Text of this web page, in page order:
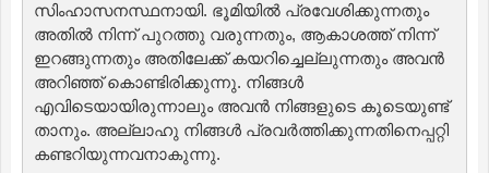
സിംഹാസനസ്ഥനായി. ഭൂമിയില്‍ പ്രവേശിക്കുന്നതും
അതില്‍ നിന്ന് പുറത്തു വരുന്നതും, ആകാശത്ത് നിന്ന്
ഇറങ്ങുന്നതും അതിലേക്ക് കയറിച്ചെല്ലുന്നതും അവന്‍
അറിഞ്ഞ് കൊണ്ടിരിക്കുന്നു. നിങ്ങള്‍
എവിടെയായിരുന്നാലും അവന്‍ നിങ്ങളുടെ കൂടെയുണ്ട്
താനും. അല്ലാഹു നിങ്ങള്‍ പ്രവര്‍ത്തിക്കുന്നതിനെപ്പറ്റി
കണ്ടറിയുന്നവനാകുന്നു.